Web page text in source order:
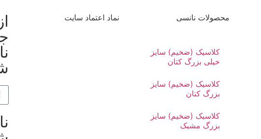
محصولات نانسی
کلاسیک (ضخیم) سایز
خیلی بزرگ کتان
کلاسیک (ضخیم) سایز
بزرگ کتان
کلاسیک (ضخیم) سایز
بزرگ مشبک
نماد اعتماد سایت